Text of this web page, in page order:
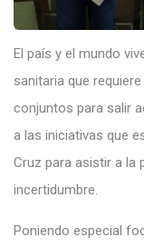
El país y el mundo
sanitaria que
conjuntos para salir
a las iniciativas que
Cruz para asistir a la
incertidumbre.
Poniendo especial